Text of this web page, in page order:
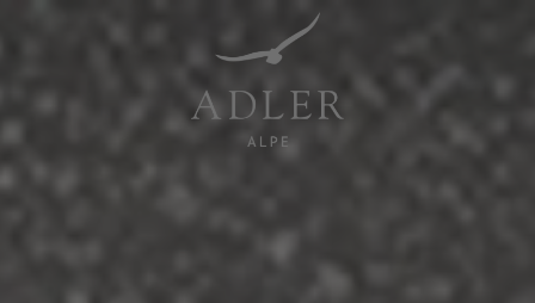
Resorts & Retreats